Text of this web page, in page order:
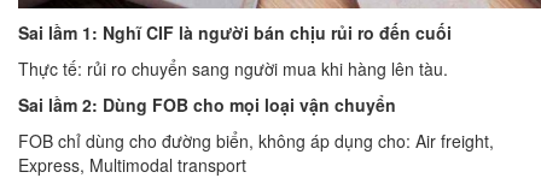
Sai lầm 1: Nghĩ CIF là người bán chịu rủi ro đến cuối
Thực tế: rủi ro chuyển sang người mua khi hàng lên tàu.
Sai lầm 2: Dùng FOB cho mọi loại vận chuyển
FOB chỉ dùng cho đường biển, không áp dụng cho: Air freight,
Express, Multimodal transport